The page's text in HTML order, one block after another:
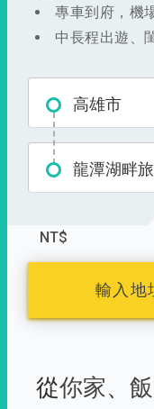
專車到府，機
中長程出遊、
高雄市
龍潭湖畔
NT$
輸入地
從你家、